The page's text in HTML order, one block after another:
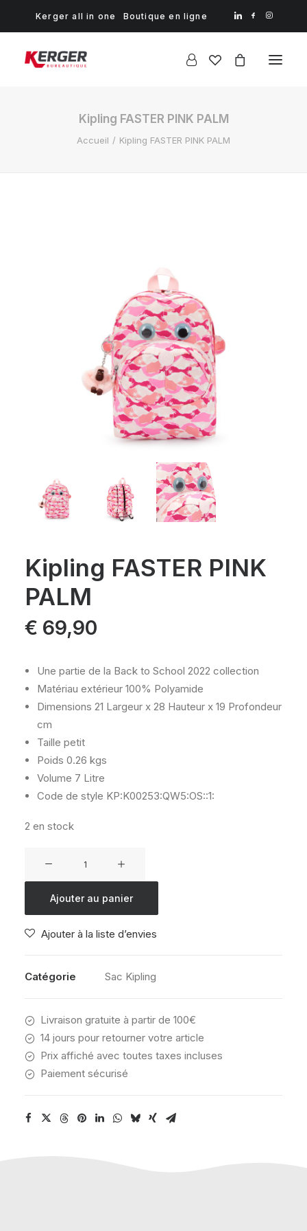
Kerger all in one Boutique en ligne
Kipling FASTER PINK PALM
Accueil Kipling FASTER PINK PALM
Kipling FASTER PINK
PALM
€ 69,90
Une partie de la Back to School 2022 collection
Matériau extérieur 100% Polyamide
Dimensions 21 Largeur x 28 Hauteur x 19 Profondeur
cm
Taille petit
Poids 0.26 kgs
Volume 7 Litre
Code de style KP:K00253:QW5:OS::1:
2 en stock
FASTER
PALM
Ajouter au panier
Ajouter à la liste d’envies
Catégorie Sac Kipling
Livraison gratuite à partir de 100€
14 jours pour retourner votre article
Prix affiché avec toutes taxes incluses
Paiement sécurisé